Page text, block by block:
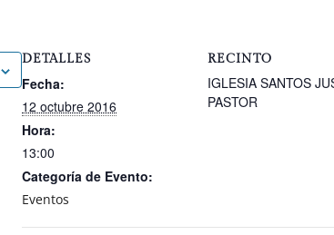
DETALLES
Fecha:
12 octubre 2016
Hora:
13:00
Categoría de Evento:
Eventos
RECINTO
IGLESIA SANTOS
PASTOR